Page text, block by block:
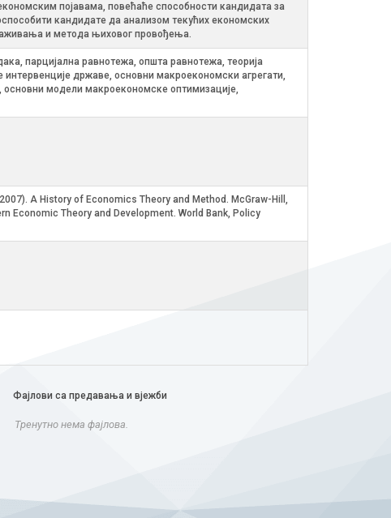
појавама, повећаће способности кандидата за
кандидате да анализом текућих економских
и метода њиховог провођења.
парцијална равнотежа, општа равнотежа, теорија
државе, основни макроекономски агрегати,
основни модели макроекономске оптимизације,
A History of Economics Theory and Method. McGraw-Hill,
Economic Theory and Development. World Bank, Policy
Фајлови са предавања и вјежби
Тренутно нема фајлова.